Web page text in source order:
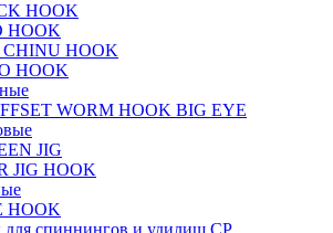
HOOK
HOOK
CHINU HOOK
HOOK
WORM HOOK BIG EYE
JIG
JIG HOOK
HOOK
для спиннингов и удилищ СР